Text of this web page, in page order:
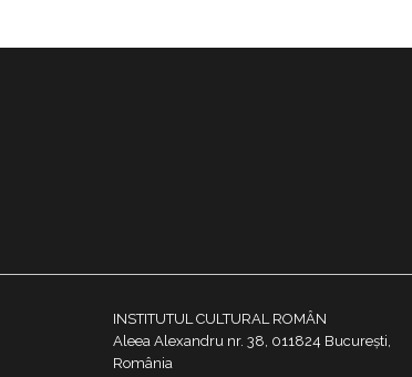
INSTITUTUL CULTURAL ROMÂN
Aleea Alexandru nr. 38, 011824 București,
România